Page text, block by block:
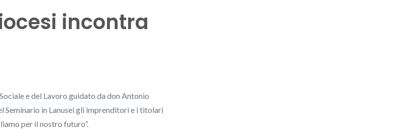
incontra
e del Lavoro guidato da don Antonio
Seminario in Lanusei gli imprenditori e i titolari
per il nostro futuro”.